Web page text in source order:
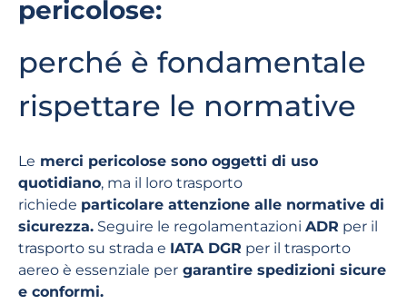
pericolose:
perché è fondamentale
rispettare le normative
Le merci pericolose sono oggetti di uso
quotidiano, ma il loro trasporto
richiede particolare attenzione alle normative di
sicurezza. Seguire le regolamentazioni ADR per il
trasporto su strada e IATA DGR per il trasporto
aereo è essenziale per garantire spedizioni sicure
e conformi.